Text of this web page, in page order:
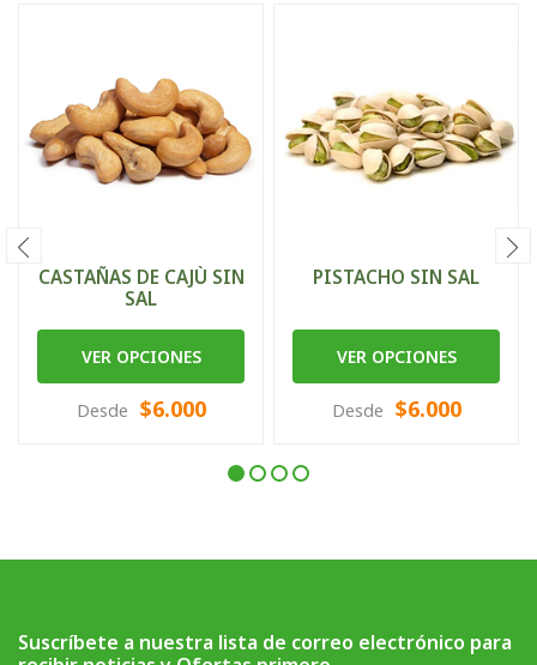
CASTAÑAS DE CAJÙ SIN
SAL
VER OPCIONES
Desde $6.000
PISTACHO SIN SAL
VER OPCIONES
Desde $6.000
Suscríbete a nuestra lista de correo electrónico para